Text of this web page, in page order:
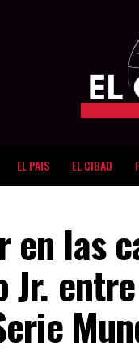
EL PAIS EL CIBAO
en las